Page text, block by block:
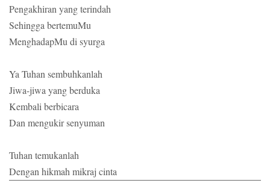
Pengakhiran yang terindah
Sehingga bertemuMu
MenghadapMu di syurga
Ya Tuhan sembuhkanlah
Jiwa-jiwa yang berduka
Kembali berbicara
Dan mengukir senyuman
Tuhan temukanlah
Dengan hikmah mikraj cinta